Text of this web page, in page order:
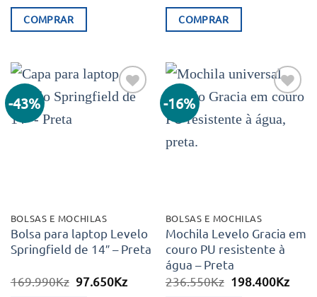
original
era:
COMPRAR
original
era:
COMPRAR
product
has
multiple
variants.
The
chosen
on
the
product
page
-43%
BOLSAS E MOCHILAS
Bolsa para laptop Levelo
Springfield de 14″ – Preta
169.990Kz O
97.650KzO
-16%
aos meus
BOLSAS E MOCHILAS
Mochila Levelo Gracia em
couro PU resistente à
água – Preta
236.550Kz O
198.400KzO